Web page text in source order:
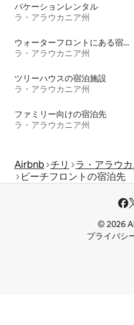
バケーションレンタル
ラ・アラウカニア州
ウォーターフロントにある宿泊施設
ラ・アラウカニア州
ツリーハウスの宿泊施設
ラ・アラウカニア州
ファミリー向けの宿泊先
ラ・アラウカニア州
Airbnb チリ
ラ・アラウ
ビーチフロントの宿泊先
© 2026
プライバシ